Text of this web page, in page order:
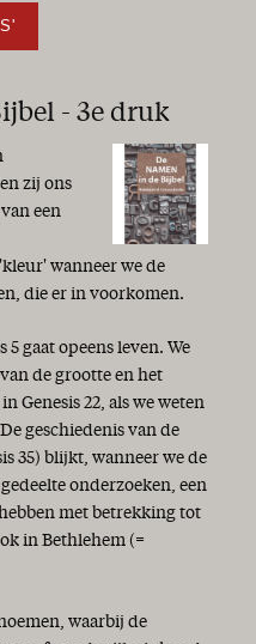
- 3e druk
zij ons
een
wanneer we de
die er in voorkomen.
5 gaat opeens leven. We
de grootte en het
Genesis 22, als we weten
geschiedenis van de
35) blijkt, wanneer we de
onderzoeken, een
met betrekking tot
in Bethlehem (=
waarbij de